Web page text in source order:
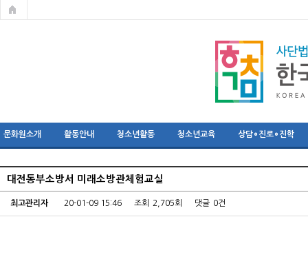
문화원소개 활동안내 청소년활동 청소년교육 상담∘진로∘진학
대전동부소방서 미래소방관체험교실
최고관리자 20-01-09 15:46 조회 2,705회 댓글 0건